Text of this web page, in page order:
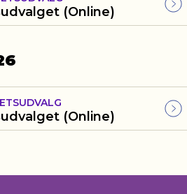
(Online)
(Online)